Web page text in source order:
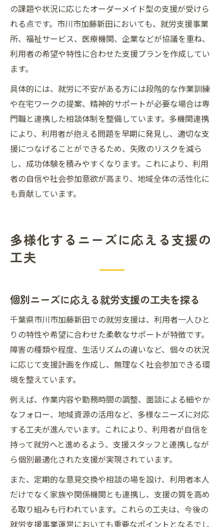
の課題や状況に応じたオーダーメイド型の支援が受けら
れる点です。市川市加藤新田においても、就労支援事業
所、福祉サービス、医療機関、企業などが協議を重ね、
利用者の希望や特性に合わせた支援プランを作成してい
ます。
具体的には、就労に不安がある方には段階的な作業訓練
や在宅ワークの提案、精神的サポートが必要な場合は専
門職と連携した相談体制を整備しています。多機関連携
により、利用者が抱える問題を早期に発見し、適切な支
援につなげることができるため、失敗のリスクを減ら
し、成功体験を積みやすくなります。これにより、利用
者の自信や社会参加意欲が高まり、地域全体の活性化に
も貢献しています。
多様化するニーズに応える支援の
工夫
個別ニーズに応える就労支援の工夫を探る
千葉県市川市加藤新田での就労支援は、利用者一人ひと
りの特性や希望に合わせた柔軟なサポートが特徴です。
障害の種類や程度、生活リズムの違いなど、個々の状況
に応じて支援計画を作成し、無理なく社会参加できる環
境を整えています。
例えば、作業内容や勤務時間の調整、面談による細やか
なフォロー、地域資源の活用など、多様なニーズに対応
する工夫が進んでいます。これにより、利用者が自信を
持って就労へと進めるよう、支援スタッフと連携しなが
ら個別最適化された支援が実現されています。
また、定期的な意見交換や相談の場を設け、利用者本人
だけでなく家族や関係機関とも連携し、支援の質を高め
る取り組みも行われています。これらの工夫は、今後の
就労支援事業運営においても重要なポイントとなるでし